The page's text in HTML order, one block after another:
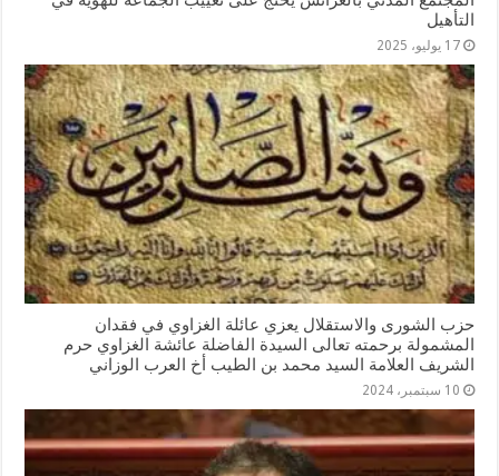
التأهيل
17 يوليو، 2025
حزب الشورى والاستقلال يعزي عائلة الغزاوي في فقدان
المشمولة برحمته تعالى السيدة الفاضلة عائشة الغزاوي حرم
الشريف العلامة السيد محمد بن الطيب أخ العرب الوزاني
10 سبتمبر، 2024